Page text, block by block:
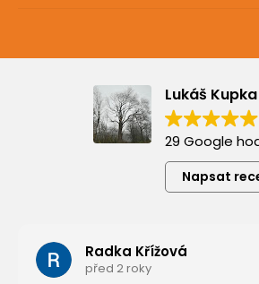
Lukáš Kupka
29 Google
Napsat
Radka Křížová
před 2 roky